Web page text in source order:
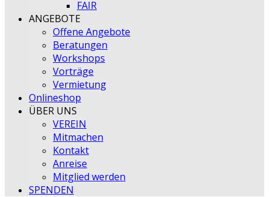
FAIR
ANGEBOTE
Offene Angebote
Beratungen
Workshops
Vorträge
Vermietung
Onlineshop
ÜBER UNS
VEREIN
Mitmachen
Kontakt
Anreise
Mitglied werden
SPENDEN